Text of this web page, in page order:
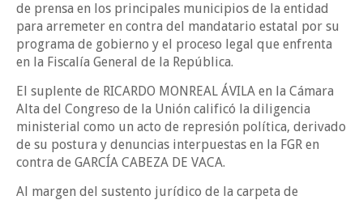
de prensa en los principales municipios de la entidad
para arremeter en contra del mandatario estatal por su
programa de gobierno y el proceso legal que enfrenta
en la Fiscalía General de la República.
El suplente de RICARDO MONREAL ÁVILA en la Cámara
Alta del Congreso de la Unión calificó la diligencia
ministerial como un acto de represión política, derivado
de su postura y denuncias interpuestas en la FGR en
contra de GARCÍA CABEZA DE VACA.
Al margen del sustento jurídico de la carpeta de